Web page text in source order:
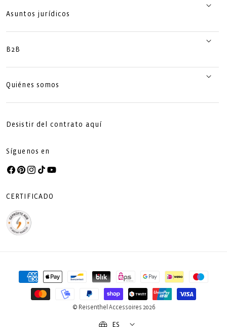
Asuntos jurídicos
B2B
Quiénes somos
Desistir del contrato aquí
Síguenos en
Facebook
Pinterest
Instagram
TikTokYouTube
CERTIFICADO
Formas
© Reisenthel Accessoires 2026
ES